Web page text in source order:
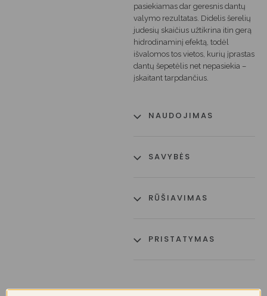
pasiekiamas dar geresnis dantų
valymo rezultatas. Didelis šerelių
judesių skaičius užtikrina itin gerą
hidrodinaminį efektą, todėl
išvalomos tos vietos, kurių įprastas
dantų šepetėlis net nepasiekia –
įskaitant tarpdančius.
NAUDOJIMAS
SAVYBĖS
RŪŠIAVIMAS
PRISTATYMAS